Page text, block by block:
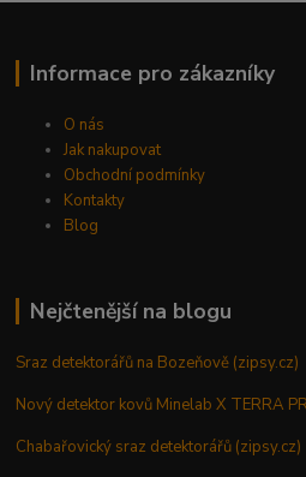
Informace pro zákazníky
O nás
Jak nakupovat
Obchodní podmínky
Kontakty
Blog
Nejčtenější na blogu
Sraz detektorářů na Bozeňově (zipsy.cz)
Nový detektor kovů Minelab X TERRA
Chabařovický sraz detektorářů (zipsy.cz)